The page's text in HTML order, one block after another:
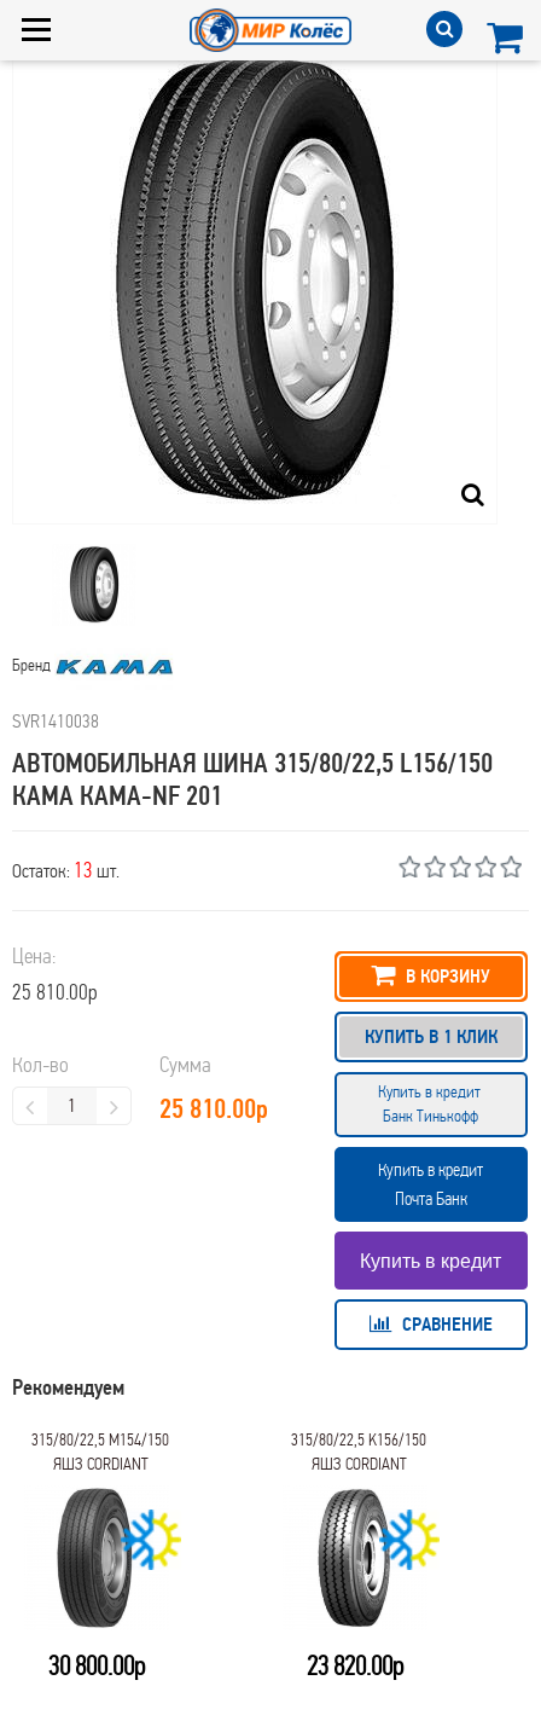
Бренд
SVR1410038
АВТОМОБИЛЬНАЯ ШИНА 315/80/22,5 L156/150
КАМА КАМА-NF 201
Остаток: 13 шт.
Цена:
25 810.00р
Кол-во Сумма
25 810.00р
В КОРЗИНУ
КУПИТЬ В 1 КЛИК
Купить в кредит
Банк Тинькофф
Купить в кредит
Почта Банк
СРАВНЕНИЕ
Рекомендуем
315/80/22,5 M154/150
ЯШЗ CORDIANT
PROFESSIONAL FR-1
30 800.00р
315/80/22,5 K156/150
ЯШЗ CORDIANT
PROFESSIONAL VM-1
23 820.00р